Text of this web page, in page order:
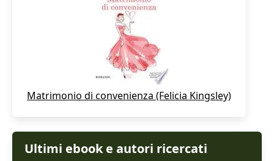
Matrimonio di convenienza (Felicia Kingsley)
Ultimi ebook e autori ricercati